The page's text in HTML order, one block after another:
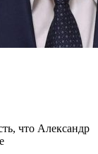
что Александр